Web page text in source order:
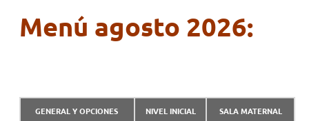
EXTENSIÓN
AGENDA
Menú agosto 2026:
GENERAL Y OPCIONES NIVEL INICIAL SALA MATERNAL